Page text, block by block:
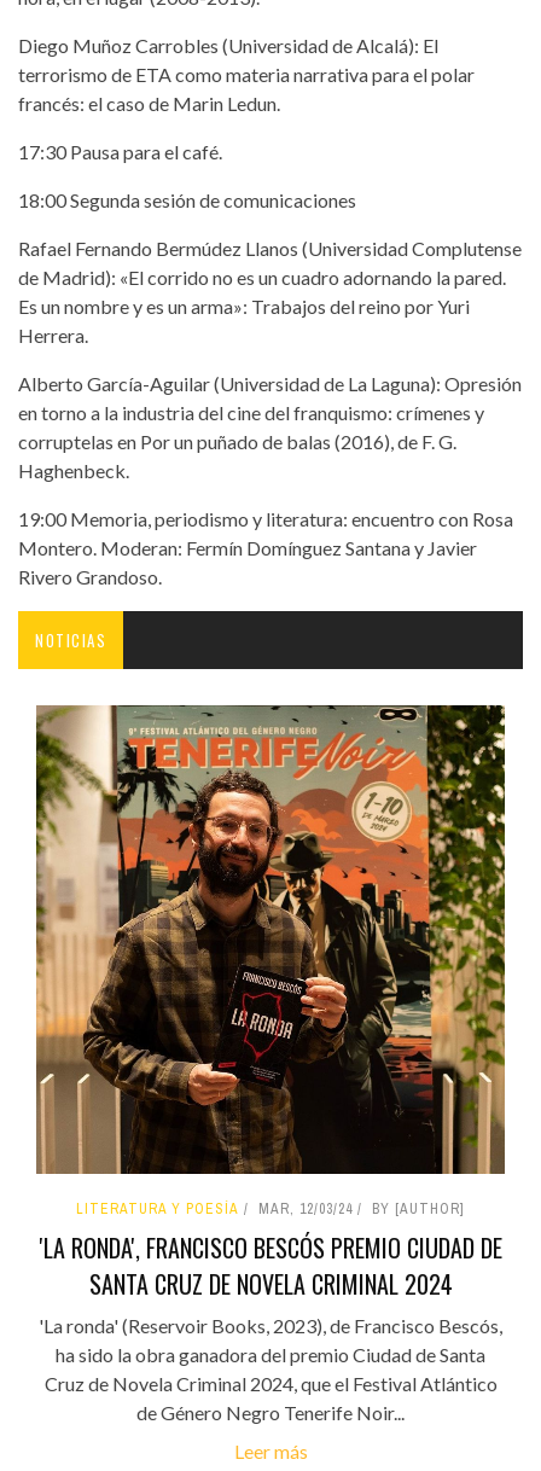
Diego Muñoz Carrobles (Universidad de Alcalá): El
terrorismo de ETA como materia narrativa para el polar
francés: el caso de Marin Ledun.
17:30 Pausa para el café.
18:00 Segunda sesión de comunicaciones
Rafael Fernando Bermúdez Llanos (Universidad Complutense
de Madrid): «El corrido no es un cuadro adornando la pared.
Es un nombre y es un arma»: Trabajos del reino por Yuri
Herrera.
Alberto García-Aguilar (Universidad de La Laguna): Opresión
en torno a la industria del cine del franquismo: crímenes y
corruptelas en Por un puñado de balas (2016), de F. G.
Haghenbeck.
19:00 Memoria, periodismo y literatura: encuentro con Rosa
Montero. Moderan: Fermín Domínguez Santana y Javier
Rivero Grandoso.
NOTICIAS
LITERATURA Y POESÍA MAR, 12/03/24 BY [AUTHOR]
'LA RONDA', FRANCISCO BESCÓS PREMIO CIUDAD DE
SANTA CRUZ DE NOVELA CRIMINAL 2024
'La ronda' (Reservoir Books, 2023), de Francisco Bescós,
ha sido la obra ganadora del premio Ciudad de Santa
Cruz de Novela Criminal 2024, que el Festival Atlántico
de Género Negro Tenerife Noir...
Leer más